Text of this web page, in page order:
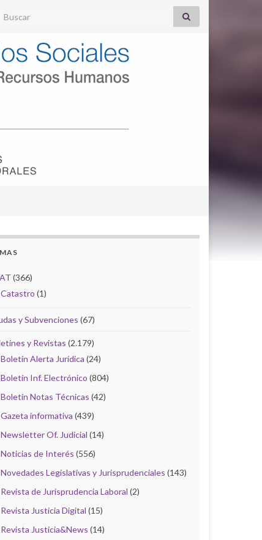
Search for:
(366)
Catastro (1)
y Subvenciones (67)
y Revistas (2.179)
Boletín Alerta Jurídica (24)
Boletín Inf. Electrónico (804)
Boletín Notas Técnicas (42)
Gazeta informativa (439)
Newsletter Of. Judicial (14)
Noticias de Interés (556)
Novedades Legislativas y Jurisprudenciales (143)
Revista de Jurisprudencia Laboral (2)
Revista Justicia Digital (15)
Revista Justicia&News (14)